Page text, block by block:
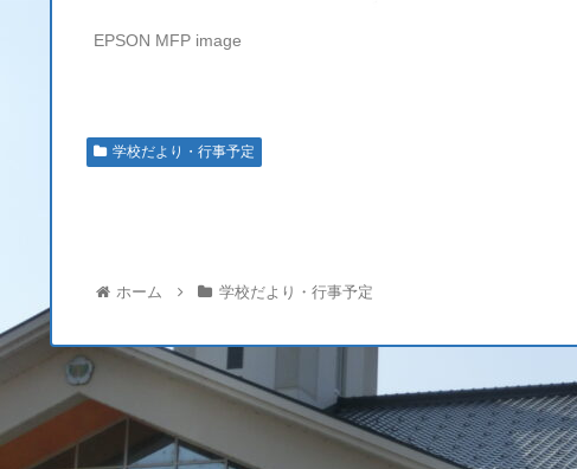
EPSON MFP image
学校だより・行事予定
ホーム 学校だより・行事予定